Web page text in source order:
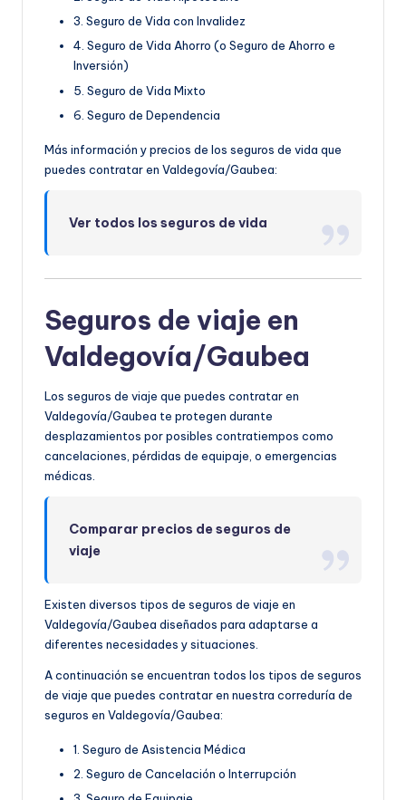
3. Seguro de Vida con Invalidez
4. Seguro de Vida Ahorro (o Seguro de Ahorro e
Inversión)
5. Seguro de Vida Mixto
6. Seguro de Dependencia
Más información y precios de los seguros de vida que
puedes contratar en Valdegovía/Gaubea:
Ver todos los seguros de vida
Seguros de viaje en
Valdegovía/Gaubea
Los seguros de viaje que puedes contratar en
Valdegovía/Gaubea te protegen durante
desplazamientos por posibles contratiempos como
cancelaciones, pérdidas de equipaje, o emergencias
médicas.
Comparar precios de seguros de
viaje
Existen diversos tipos de seguros de viaje en
Valdegovía/Gaubea diseñados para adaptarse a
diferentes necesidades y situaciones.
A continuación se encuentran todos los tipos de seguros
de viaje que puedes contratar en nuestra correduría de
seguros en Valdegovía/Gaubea:
1. Seguro de Asistencia Médica
2. Seguro de Cancelación o Interrupción